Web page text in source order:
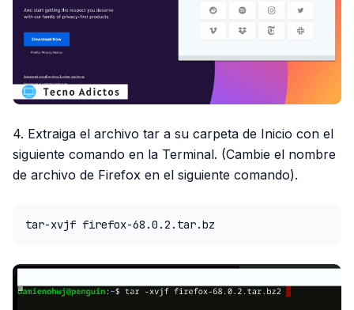
4. Extraiga el archivo tar a su carpeta de Inicio con el
siguiente comando en la Terminal. (Cambie el nombre
de archivo de Firefox en el siguiente comando).
tar-xvjf firefox-68.0.2.tar.bz